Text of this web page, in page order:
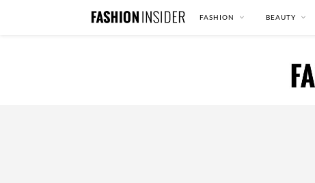
FASHION BEAUTY